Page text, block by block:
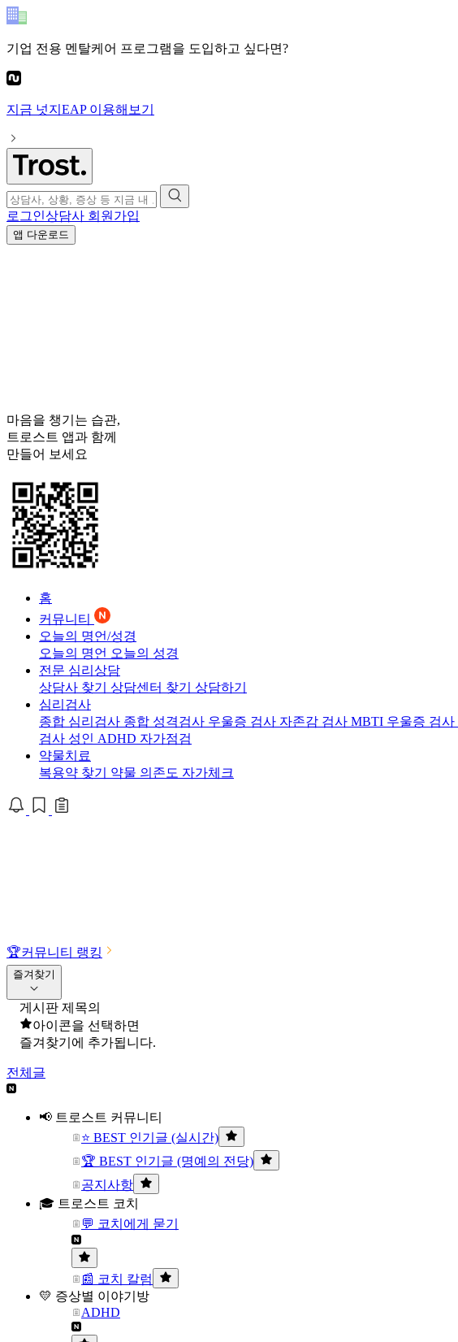
기업 전용 멘탈케어 프로그램을 도입하고 싶다면?
지금 넛지EAP이용해보기
로그인상담사 회원가입
앱 다운로드
마음을 챙기는 습관,
트로스트 앱과 함께
만들어 보세요
홈
커뮤니티
오늘의 명언/성경
오늘의 명언 오늘의 성경
전문 심리상담
상담사 찾기 상담센터 찾기 상담하기
심리검사
종합 심리검사 종합 성격검사 우울증 검사 자존감 검사 MBTI 우울증 검사
검사 성인 ADHD 자가점검
약물치료
복용약 찾기 약물 의존도 자가체크
🏆커뮤니티 랭킹
즐겨찾기
게시판 제목의
아이콘을 선택하면
즐겨찾기에 추가됩니다.
전체글
📢 트로스트 커뮤니티
⭐ BEST 인기글 (실시간)
🏆 BEST 인기글 (명예의 전당)
공지사항
🎓 트로스트 코치
💬 코치에게 묻기
📰 코치 칼럼
💛 증상별 이야기방
ADHD